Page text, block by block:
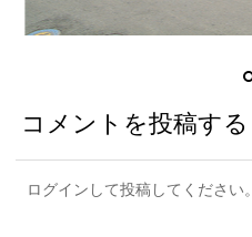
コメントを投稿する
ログインして投稿してください。